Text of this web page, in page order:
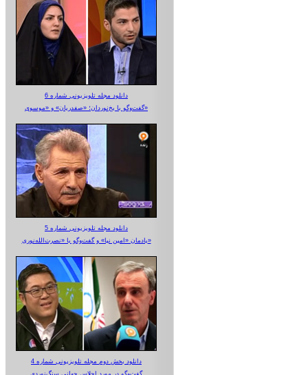
دانلود مجله تلویزیونی شماره 6
گفت‌وگو با یخ‌نوردان؛ «صفدریان» و «موسوی»
دانلود مجله تلویزیونی شماره 5
یادمان «امین نیا» و گفت‌وگو با «نصرت‌الله‌نوری»
دانلود بخش دوم مجله تلویزیونی شماره 4
گفت‌وگو در مورد اجلاس جهانی سنگ‌نوردی